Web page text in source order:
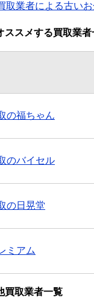
取業者による古い
ススメする買取業者
の福ちゃん
のバイセル
の日晃堂
ミアム
買取業者一覧